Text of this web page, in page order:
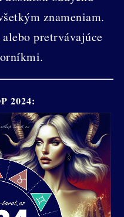
znameniam.
pretrvávajúce
2024: